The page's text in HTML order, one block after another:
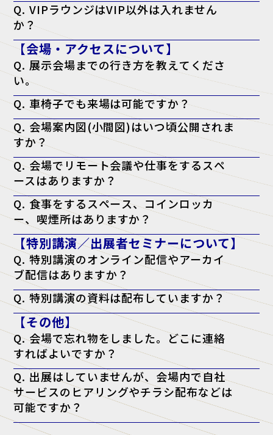
ている方が対象となります。
Q. VIPラウンジはVIP以外は入れません
か？
A. はい。ただし、VIPの同行者の方はご一緒に利用される場合のみ可能
です。
【会場・アクセスについて】
Q. 展示会場までの行き方を教えてくださ
い。
A. アクセスページよりご確認ください。
アクセスページはこちら
Q. 車椅子でも来場は可能ですか？
A. はい、可能です。会場内はバリアフリー対応となっております。
Q. 会場案内図(小間図)はいつ頃公開されま
すか？
A. 開催日の前週に、公式サイトにて公開予定です。
Q. 会場でリモート会議や仕事をするスペ
ースはありますか？
A. はい。会場内に無料の「テレワークラウンジ」をご用意しておりま
すので、そちらをご利用ください。
Q. 食事をするスペース、コインロッカ
ー、喫煙所はありますか？
A. はい。会場となる施設内に、飲食店・コンビニ・コインロッカー・
喫煙所がございます。詳しくは会場施設のウェブサイトをご確認くださ
い。【特別講演／出展者セミナーについて】
Q. 特別講演のオンライン配信やアーカイ
ブ配信はありますか？
A. 申し訳ございませんが、配信は行っておりません。当日、現地会場
でのご聴講のみとなります。
Q. 特別講演の資料は配布していますか？
A. 原則として資料配布は行っておりません。ただし、チケットに「資
料配布対象」と記載がある講演に限り、アンケート回答者へ配布いたし
ます。（※講師の都合により配布できない場合もございます）
【その他】
Q. 会場で忘れ物をしました。どこに連絡
すればよいですか？
A. 忘れ物に関しては、会場となった施設へ直接お問い合わせをお願い
いたします。
Q. 出展はしていませんが、会場内で自社
サービスのヒアリングやチラシ配布などは
可能ですか？
A. 当展示会では、正規出展者様以外の許可のない営業・宣伝活動を一
切禁止しております。